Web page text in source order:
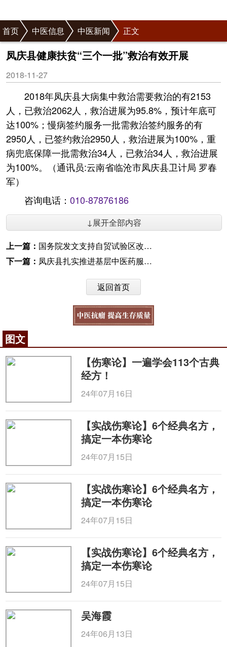
首页 中医信息 中医新闻 正文
凤庆县健康扶贫“三个一批”救治有效开展
2018-11-27
2018年凤庆县大病集中救治需要救治的有2153
人，已救治2062人，救治进展为95.8%，预计年底可
达100%；慢病签约服务一批需救治签约服务的有
2950人，已签约救治2950人，救治进展为100%，重
病兜底保障一批需救治34人，已救治34人，救治进展
为100%。（通讯员:云南省临沧市凤庆县卫计局 罗春
军）
咨询电话： 010-87876186
↓展开全部内容
上一篇： 国务院发文支持自贸试验区改革：鼓励中医治未病服务
下一篇： 凤庆县扎实推进基层中医药服务能力建设促进健康扶贫
返回首页
图文
【伤寒论】一遍学会113个古典
经方！
24年07月16日
【实战伤寒论】6个经典名方，
搞定一本伤寒论
24年07月15日
【实战伤寒论】6个经典名方，
搞定一本伤寒论
24年07月15日
【实战伤寒论】6个经典名方，
搞定一本伤寒论
24年07月15日
吴海霞
24年06月13日